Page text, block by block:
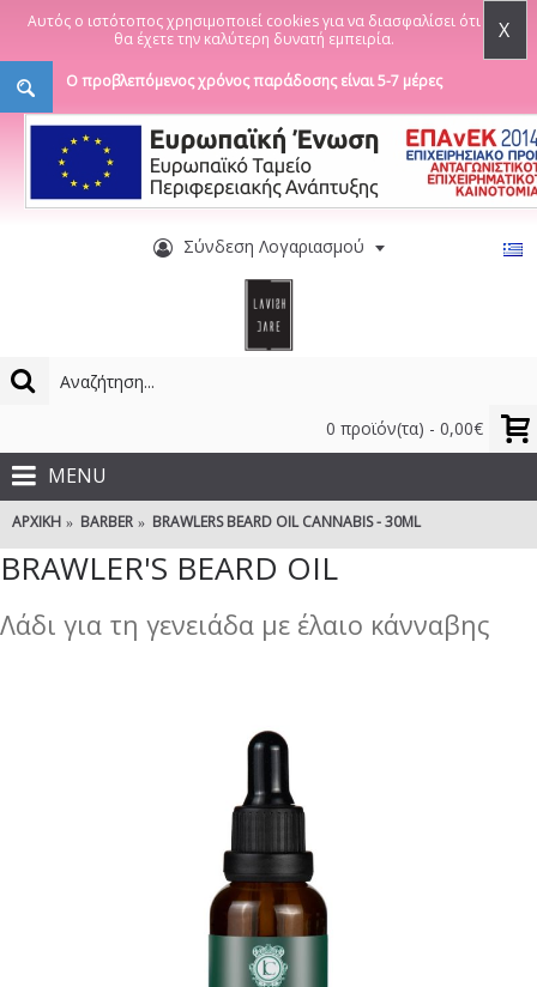
Αυτός ο ιστότοπος χρησιμοποιεί cookies για να διασφαλίσει ότι
θα έχετε την καλύτερη δυνατή εμπειρία.
X
Ο προβλεπόμενος χρόνος παράδοσης είναι 5-7 μέρες
Σύνδεση Λογαριασμού
0 προϊόν(τα) - 0,00€
MENU
ΑΡΧΙΚΉ BARBER BRAWLERS BEARD OIL CANNABIS - 30ML
BRAWLER'S BEARD OIL
Λάδι για τη γενειάδα με έλαιο κάνναβης